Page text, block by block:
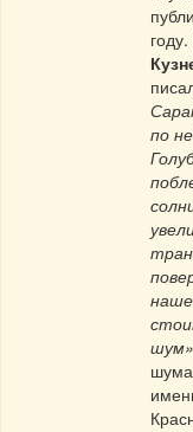
по
шум»